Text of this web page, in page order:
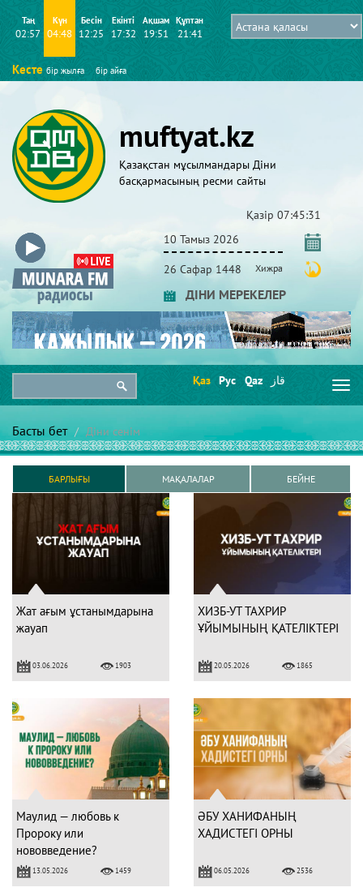
Таң
02:57
Күн
04:48
Бесін
12:25
Екінті
17:32
Ақшам
19:51
Құптан
21:41
Кесте бір жылға бір айға
muftyat.kz
Қазақстан мұсылмандары Діни
басқармасының ресми сайты
Қазір 07:45:31
10 Тамыз 2026
26 Сафар 1448 Хижра
ДІНИ МЕРЕКЕЛЕР
Қаз Рус Qaz قاز
Басты бет Діни сенім
БАРЛЫҒЫ МАҚАЛАЛАР БЕЙНЕ
Жат ағым ұстанымдарына
жауап
03.06.2026 1903
ХИЗБ-УТ ТАХРИР
ҰЙЫМЫНЫҢ ҚАТЕЛІКТЕРІ
20.05.2026 1865
Маулид — любовь к
Пророку или
нововведение?
13.05.2026 1459
ӘБУ ХАНИФАНЫҢ
ХАДИСТЕГІ ОРНЫ
06.05.2026 2536